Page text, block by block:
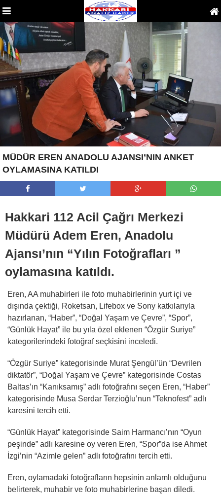
MÜDÜR EREN ANADOLU AJANSI’NIN ANKET
OYLAMASINA KATILDI
Hakkari 112 Acil Çağrı Merkezi
Müdürü Adem Eren, Anadolu
Ajansı’nın “Yılın Fotoğrafları ”
oylamasına katıldı.
Eren, AA muhabirleri ile foto muhabirlerinin yurt içi ve
dışında çektiği, Roketsan, Lifebox ve Sony katkılarıyla
hazırlanan, “Haber”, “Doğal Yaşam ve Çevre”, “Spor”,
“Günlük Hayat” ile bu yıla özel eklenen “Özgür Suriye”
kategorilerindeki fotoğraf seçkisini inceledi.
“Özgür Suriye” kategorisinde Murat Şengül’ün “Devrilen
diktatör”, “Doğal Yaşam ve Çevre” kategorisinde Costas
Baltas’ın “Kanıksamış” adlı fotoğrafını seçen Eren, “Haber”
kategorisinde Musa Serdar Terzioğlu’nun “Teknofest” adlı
karesini tercih etti.
“Günlük Hayat” kategorisinde Saim Harmancı’nın “Oyun
peşinde” adlı karesine oy veren Eren, “Spor”da ise Ahmet
İzgi’nin “Azimle gelen” adlı fotoğrafını tercih etti.
Eren, oylamadaki fotoğrafların hepsinin anlamlı olduğunu
belirterek, muhabir ve foto muhabirlerine başarı diledi.